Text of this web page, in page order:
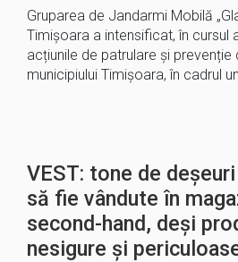
Gruparea de Jandarmi Mobilă
Timișoara a intensificat, în cursul
acțiunile de patrulare și
municipiului Timișoara, în cadrul
VEST: tone de
să fie vândute în
second-hand, deși
nesigure şi